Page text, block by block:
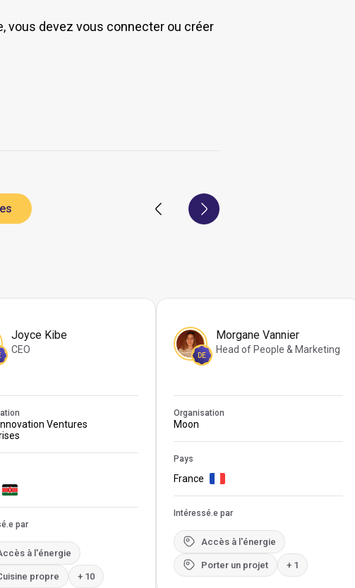
vous devez vous connecter ou créer
Joyce Kibe
CEO
Ventures
par
à l'énergie
propre + 10
DE
Morgane Vannier
Head of People & Marketing
Organisation
Moon
Pays
France
Intéressé.e par
Accès à l'énergie
Porter un projet + 1